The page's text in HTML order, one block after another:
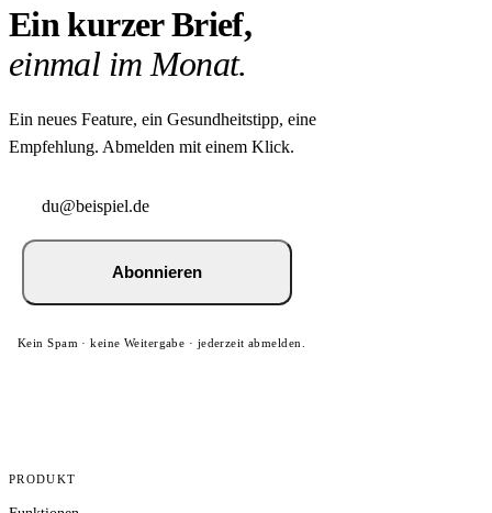
Ein kurzer Brief,
einmal im Monat.
Ein neues Feature, ein Gesundheitstipp, eine
Empfehlung. Abmelden mit einem Klick.
Abonnieren
Kein Spam · keine Weitergabe · jederzeit abmelden.
PRODUKT